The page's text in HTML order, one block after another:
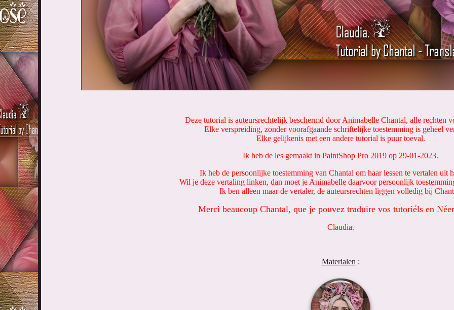
Deze tutorial is auteursrechtelijk beschermd door Animabelle Chantal, alle rechten
Elke verspreiding, zonder voorafgaande schriftelijke toestemming is geheel
Elke gelijkenis met een andere tutorial is puur toeval.
Ik heb de les gemaakt in PaintShop Pro 2019 op 29-01-2023.
Ik heb de persoonlijke toestemming van Chantal om haar lessen te vertalen uit
Wil je deze vertaling linken, dan moet je Animabelle daarvoor persoonlijk
Ik ben alleen maar de vertaler, de auteursrechten liggen volledig bij
Merci beaucoup Chantal, que je pouvez traduire vos tutoriéls en
Claudia.
Materialen :